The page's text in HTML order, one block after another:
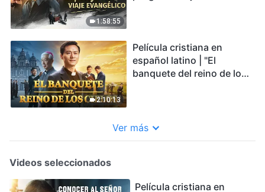
1:58:55
2:10:13
Película cristiana en
español latino | "El
banquete del reino de los
cielos
Ver más
Videos seleccionados
Película cristiana en